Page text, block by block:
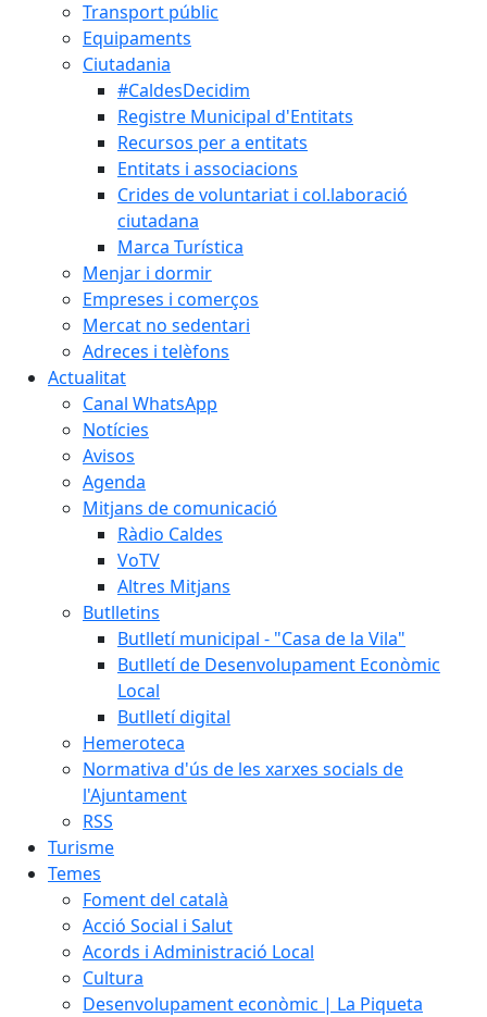
Transport públic
Equipaments
Ciutadania
#CaldesDecidim
Registre Municipal d'Entitats
Recursos per a entitats
Entitats i associacions
Crides de voluntariat i col.laboració
ciutadana
Marca Turística
Menjar i dormir
Empreses i comerços
Mercat no sedentari
Adreces i telèfons
Actualitat
Canal WhatsApp
Notícies
Avisos
Agenda
Mitjans de comunicació
Ràdio Caldes
VoTV
Altres Mitjans
Butlletins
Butlletí municipal - "Casa de la Vila"
Butlletí de Desenvolupament Econòmic
Local
Butlletí digital
Hemeroteca
Normativa d'ús de les xarxes socials de
l'Ajuntament
RSS
Turisme
Temes
Foment del català
Acció Social i Salut
Acords i Administració Local
Cultura
Desenvolupament econòmic | La Piqueta